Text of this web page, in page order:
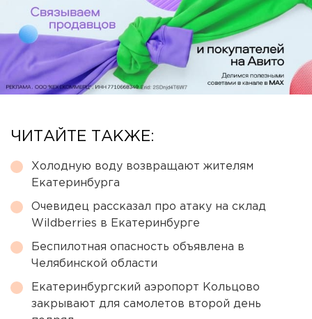
ЧИТАЙТЕ ТАКЖЕ:
Холодную воду возвращают жителям
Екатеринбурга
Очевидец рассказал про атаку на склад
Wildberries в Екатеринбурге
Беспилотная опасность объявлена в
Челябинской области
Екатеринбургский аэропорт Кольцово
закрывают для самолетов второй день